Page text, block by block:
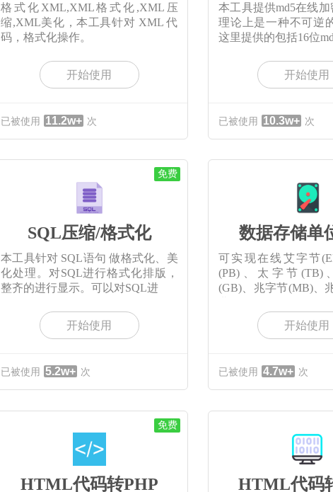
格式化XML,XML格式化,XML压
缩,XML美化，本工具针对 XML 代
码，格式化操作。
开始使用
已被使用 11.2w+ 次
本工具提供md5在线加
理论上是一种不可逆
这里提供的包括16位
开始使用
已被使用 10.3w+ 次
免费
SQL压缩/格式化
本工具针对 SQL语句 做格式化、美
化处理。对SQL进行格式化排版，
整齐的进行显示。可以对SQL进
开始使用
已被使用 5.2w+ 次
数据存储单
可实现在线艾字节
(PB)、太字节(TB)
(GB)、兆字节(MB)、
开始使用
已被使用 4.7w+ 次
免费
HTML代码转PHP HTML代码